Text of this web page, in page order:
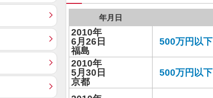
年月日
2010年
6月26日
福島
500万円以下
2010年
5月30日
京都
500万円以下